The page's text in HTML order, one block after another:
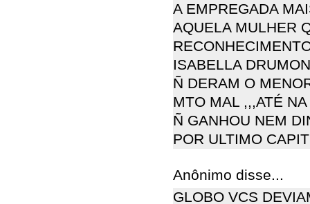
A EMPREGADA
AQUELA MULHER
ISABELLA
Ñ DERAM O
MTO MAL ,,,ATÉ
Ñ GANHOU NEM
POR ULTIMO
Anônimo disse...
GLOBO VCS